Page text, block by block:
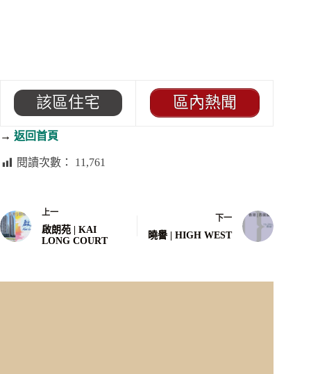
該區住宅 區內熱聞
→ 返回首頁
閱讀次數： 11,761
上一
啟朗苑 | KAI
LONG COURT
下一
曉譽 | HIGH WEST